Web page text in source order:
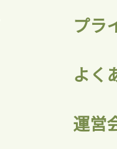
プラ
よく
運営